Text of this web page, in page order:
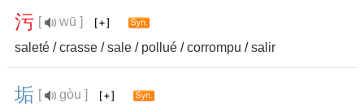
污 [
wū ]
saleté /crasse /sale / pollué /corrompu /salir
垢 [
gòu ]